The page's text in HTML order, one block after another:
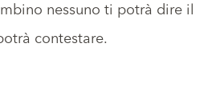
nessuno ti potrà dire il
contestare.